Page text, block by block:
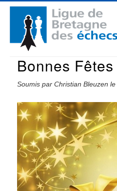
Aller
contenu
principal
Navigation
principale
Bonnes Fêtes
Soumis par Christian Bleuzen le